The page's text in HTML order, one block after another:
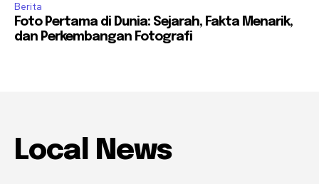
Berita
Foto Pertama di Dunia: Sejarah, Fakta Menarik,
dan Perkembangan Fotografi
Local News